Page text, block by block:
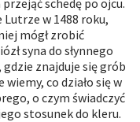
w 1488 roku,
mógł zrobić
syna do słynnego
znajduje się grób
wiemy, co działo się w
o czym świadczyć
stosunek do kleru.